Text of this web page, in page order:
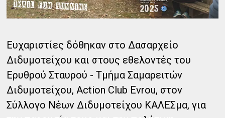
Ευχαριστίες δόθηκαν στο Δασαρχείο
Διδυμοτείχου και στους εθελοντές του
Ερυθρού Σταυρού - Τμήμα Σαμαρειτών
Διδυμοτείχου, Action Club Evrou, στον
Σύλλογο Νέων Διδυμοτείχου ΚΑΛΕΣμα, για